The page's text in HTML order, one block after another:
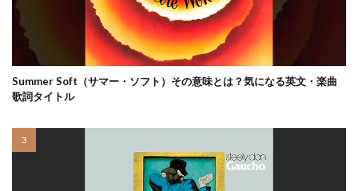
Summer Soft（サマー・ソフト）その意味とは？気になる英文・楽曲
歌詞タイトル